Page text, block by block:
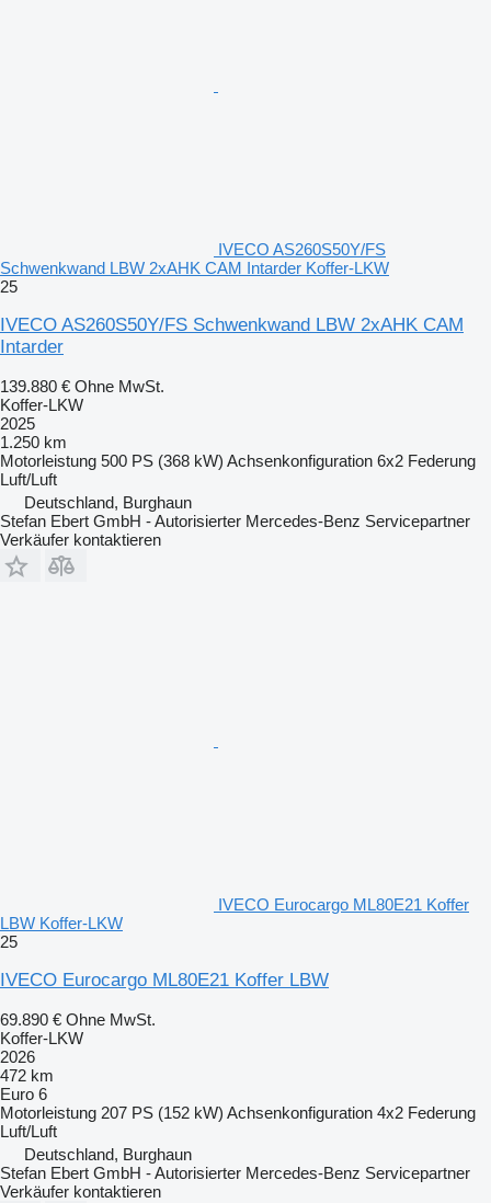
IVECO AS260S50Y/FS
Schwenkwand LBW 2xAHK CAM Intarder Koffer-LKW
25
IVECO AS260S50Y/FS Schwenkwand LBW 2xAHK CAM
Intarder
139.880 € Ohne MwSt.
Koffer-LKW
2025
1.250 km
Motorleistung 500 PS (368 kW) Achsenkonfiguration 6x2 Federung
Luft/Luft
Deutschland, Burghaun
Stefan Ebert GmbH - Autorisierter Mercedes-Benz Servicepartner
Verkäufer kontaktieren
IVECO Eurocargo ML80E21 Koffer
LBW Koffer-LKW
25
IVECO Eurocargo ML80E21 Koffer LBW
69.890 € Ohne MwSt.
Koffer-LKW
2026
472 km
Euro 6
Motorleistung 207 PS (152 kW) Achsenkonfiguration 4x2 Federung
Luft/Luft
Deutschland, Burghaun
Stefan Ebert GmbH - Autorisierter Mercedes-Benz Servicepartner
Verkäufer kontaktieren